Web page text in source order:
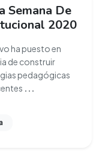
Semana De
2020
ha puesto en
de construir
pedagógicas
...